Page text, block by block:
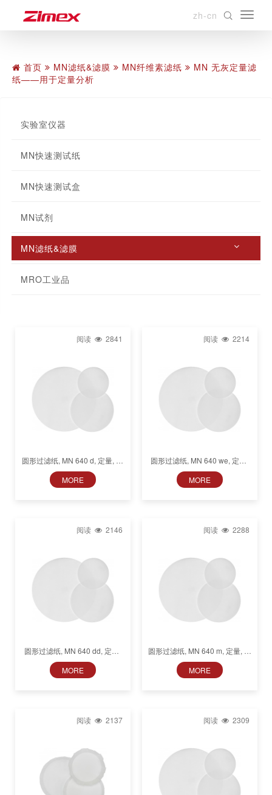
zh-cn
首页 MN滤纸&滤膜 MN纤维素滤纸
MN 无灰定量滤
纸——用于定量分析
实验室仪器
MN快速测试纸
MN快速测试盒
MN试剂
MN滤纸&滤膜
MRO工业品
阅读 2841
圆形过滤纸, MN 640 d, 定量, 慢
速(140 s), 光滑
MORE
阅读 2214
圆形过滤纸, MN 640 we, 定量,
非常快(5 s), 光滑
MORE
阅读 2146
圆形过滤纸, MN 640 dd, 定量,
慢速 (100 s), 光滑
MORE
阅读 2288
圆形过滤纸, MN 640 m, 定量, 中
速 (27 s), 光滑
MORE
阅读 2137 阅读 2309